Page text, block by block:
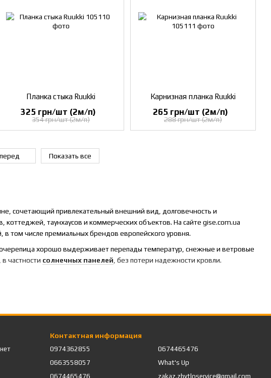
сочетающий привлекательный внешний вид, долговечность и
таунхаусов и коммерческих объектов. На сайте gise.com.ua
том числе премиальных брендов европейского уровня.
хорошо выдерживает перепады температур, снежные и ветровые
частности солнечных панелей , без потери надежности кровли.
Планка стыка Ruukki
354 грн/шт (2м/п)
325 грн/шт (2м/п)
Карнизная планка Ruukki
288 грн/шт (2м/п)
265 грн/шт (2м/п)
Показать все
Контактная информация
0974362855
0663558057
0674465476
0674465476
What's Up
zakaz.zhytloservice@gmail.com